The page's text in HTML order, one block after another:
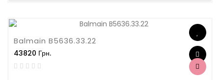
Balmain B5636.33.22
43820 Грн.